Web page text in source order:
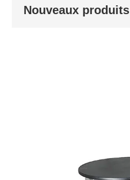
Nouveaux produits